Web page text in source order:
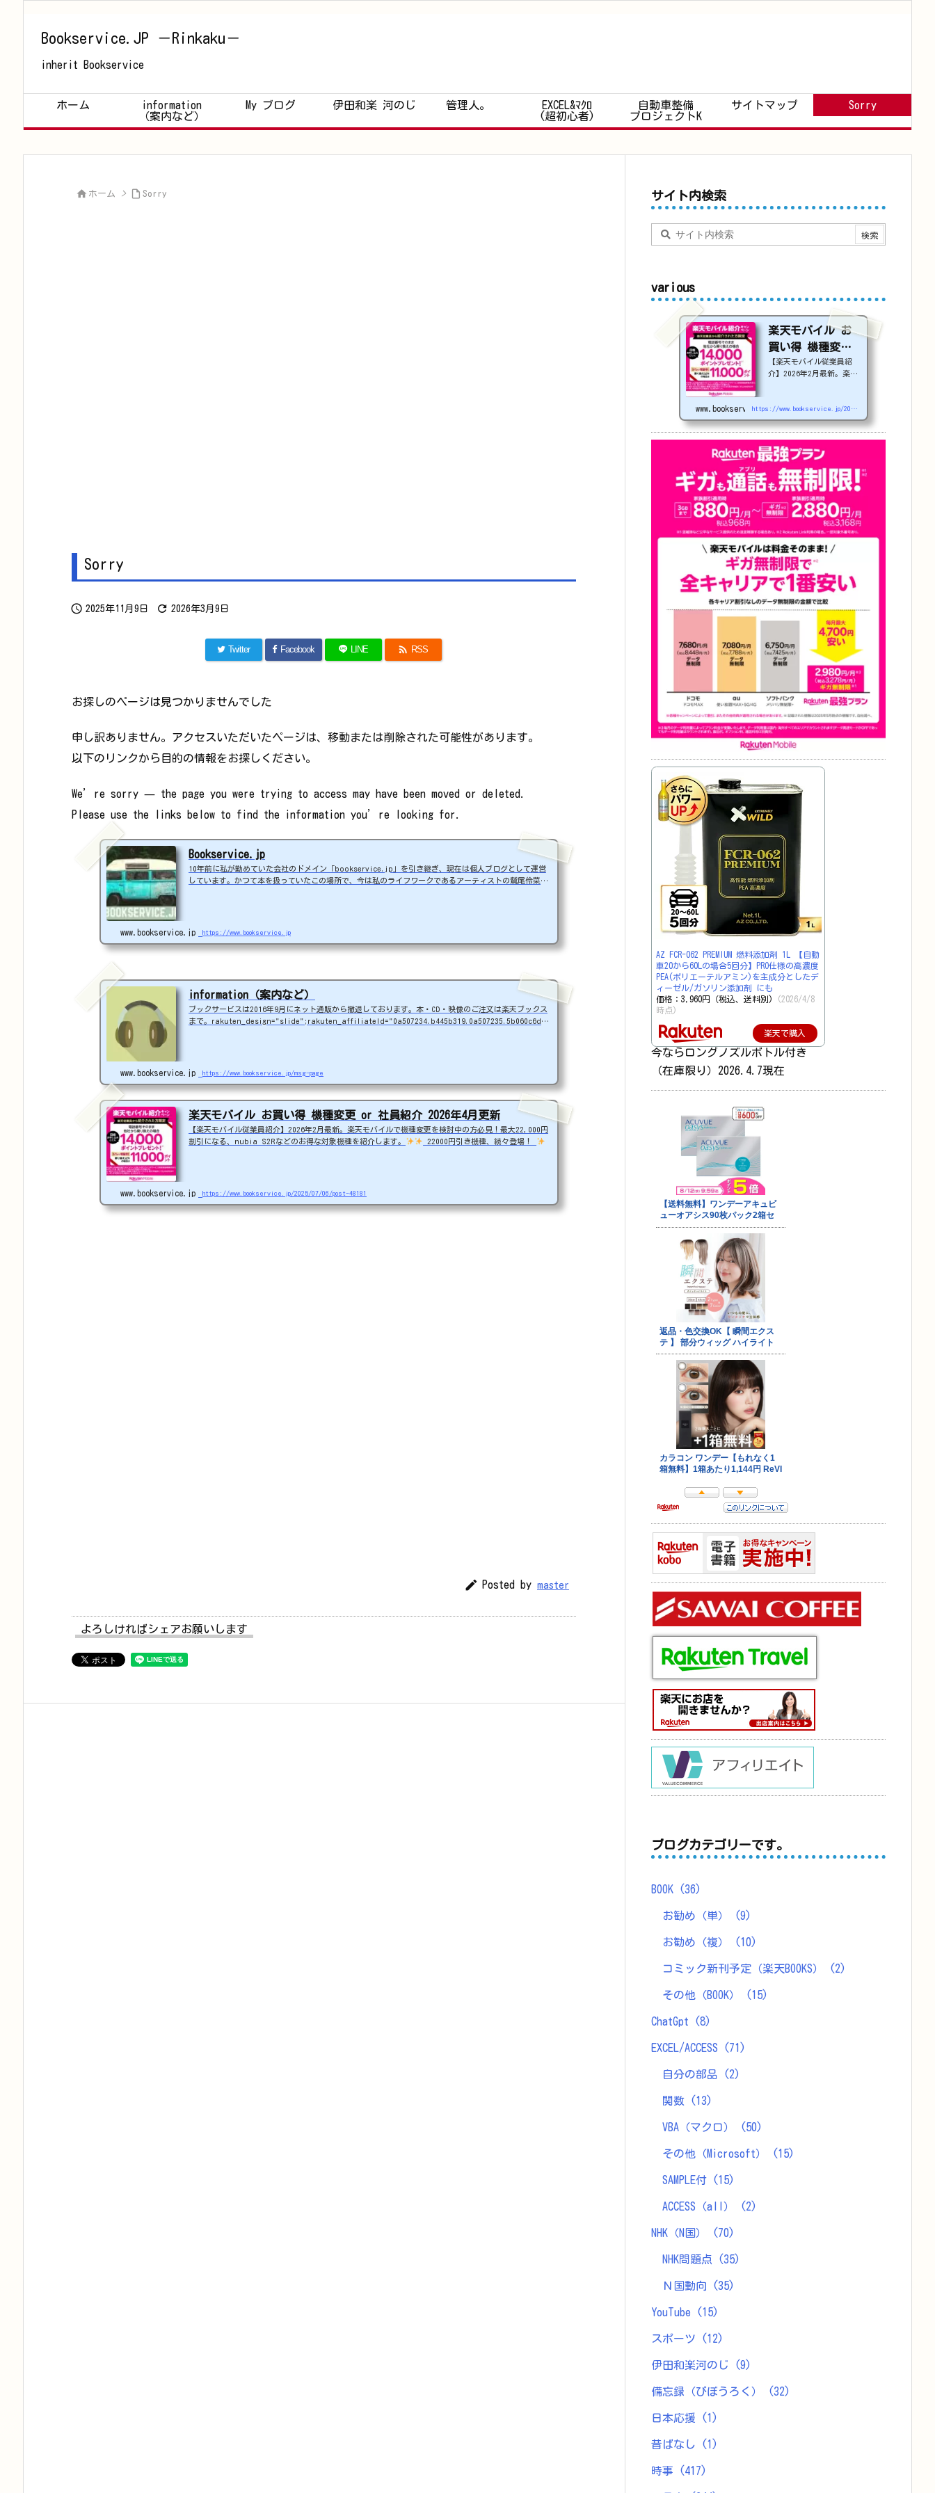
Bookservice.JP －Rinkaku－
inherit Bookservice
ホーム
information
（案内など）
My ブログ 伊田和楽 河のじ 管理人。
EXCEL&ﾏｸﾛ
(超初心者)
自動車整備
プロジェクトK
サイトマップ Sorry
 ホーム >  Sorry
Sorry
 2025年11月9日  2026年3月9日
Twitter Facebook LINE  RSS
お探しのページは見つかりませんでした
申し訳ありません。アクセスいただいたページは、移動または削除された可能性があります。
以下のリンクから目的の情報をお探しください。
We’re sorry — the page you were trying to access may have been moved or deleted.
Please use the links below to find the information you’re looking for.
Bookservice.jp
10年前に私が勤めていた会社のドメイン「bookservice.jp」を引き継ぎ、現在は個人ブログとして運営
しています。かつて本を扱っていたこの場所で、今は私のライフワークであるアーティストの鷲尾伶菜さ
5.5b060c6d";rakuten_i...
www.bookservice.jp https://www.bookservice.jp
information（案内など）
ブックサービスは2016年9月にネット通販から撤退しております。本・CD・映像のご注文は楽天ブックス
まで。rakuten_design="slide";rakuten_affiliateId="0a507234.b445b319.0a507235.5b060c6d";
www.bookservice.jp https://www.bookservice.jp/msg-page
楽天モバイル お買い得 機種変更 or 社員紹介 2026年4月更新
【楽天モバイル従業員紹介】2026年2月最新。楽天モバイルで機種変更を検討中の方必見！最大22,000円
割引になる、nubia S2Rなどのお得な対象機種を紹介します。
22000円引き機種、続々登場！
8GB
www.bookservice.jp https://www.bookservice.jp/2025/07/06/post-48181
 Posted by master
よろしければシェアお願いします
サイト内検索
various
楽天モバイル お
買い得 機種変更
or 社員紹介 2026
年4月更新
【楽天モバイル従業員紹
介】2026年2月最新。楽天
円割引になる、nubia S2
Rなどのお得な対象機種を
紹介します。
22000
円引き機種、続々登場！
OPPO A5 5G
追加（2026/3）
nubia S2R (ZTE)
1円
Samsung
Galaxy A25 5G
円
OPPO A3 5G
arrow
s We2
1円
arrows We2 Plus
円
値下げ（2026/3/
AQUOS sense9
3,900円
Phone (3a)
128GB
24,900～(値下
げ)
※iphoneは楽天モバ
イルサイトからご...
www.bookservice.jp https://www.bookservice.jp/2025/07/06/post-48181
AZ FCR-062 PREMIUM 燃料添加剤 1L 【自動
車20から60Lの場合5回分】PRO仕様の高濃度
PEA(ポリエーテルアミン)を主成分としたデ
ィーゼル/ガソリン添加剤 にも
価格：3,960円（税込、送料別)
(2026/4/8
時点)
楽天で購入
今ならロングノズルボトル付き
（在庫限り）2026.4.7現在
ブログカテゴリーです。
BOOK (36)
お勧め（単） (9)
お勧め（複） (10)
コミック新刊予定（楽天BOOKS） (2)
その他（BOOK） (15)
ChatGpt (8)
EXCEL/ACCESS (71)
自分の部品 (2)
関数 (13)
VBA（マクロ） (50)
その他（Microsoft） (15)
SAMPLE付 (15)
ACCESS（all） (2)
NHK（N国） (70)
NHK問題点 (35)
Ｎ国動向 (35)
YouTube (15)
スポーツ (12)
伊田和楽河のじ (9)
備忘録（びぼうろく） (32)
日本応援 (1)
昔ばなし (1)
時事 (417)